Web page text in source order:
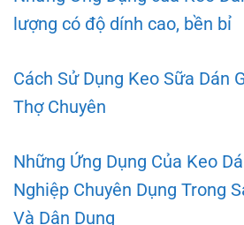
lượng có độ dính cao, bền bỉ
Cách Sử Dụng Keo Sữa Dán
Thợ Chuyên
Những Ứng Dụng Của Keo
Nghiệp Chuyên Dụng Trong
Và Dân Dụng